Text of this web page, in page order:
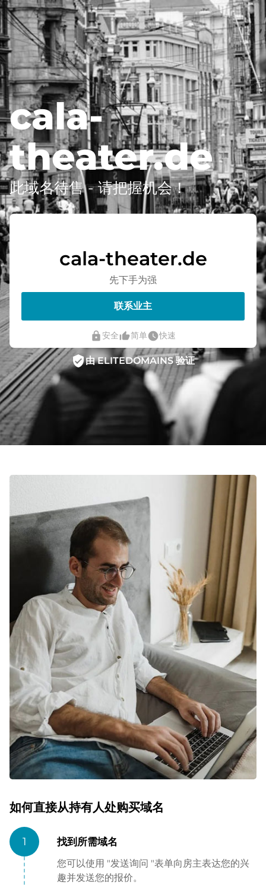
cala-
theater.de
此域名待售 - 请把握机会！
cala-theater.de
先下手为强
联系业主
lock安全thumb_up_alt简单watch_later快速
verified_user由 ELITEDOMAINS 验证
如何直接从持有人处购买域名
1 找到所需域名
您可以使用 "发送询问 "表单向房主表达您的兴
趣并发送您的报价。